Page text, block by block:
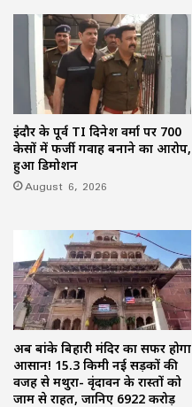
इंदौर के पूर्व TI दिनेश वर्मा पर 700
केसों में फर्जी गवाह बनाने का आरोप,
हुआ डिमोशन
August 6, 2026
अब बांके बिहारी मंदिर का सफर होगा
आसान! 15.3 किमी नई सड़कों की
वजह से मथुरा- वृंदावन के रास्तों को
जाम से राहत, जानिए 6922 करोड़